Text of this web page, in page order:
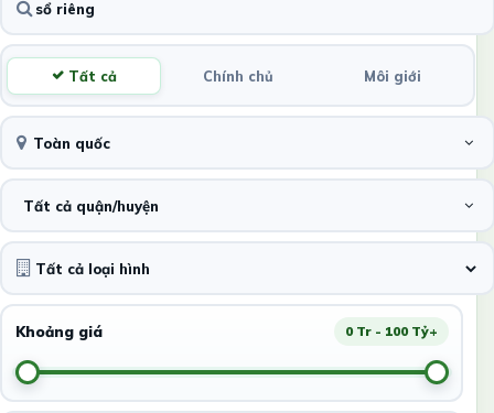
Tất cả Chính chủ Môi giới
Toàn quốc
Tất cả quận/huyện
Khoảng giá 0 Tr - 100 Tỷ+